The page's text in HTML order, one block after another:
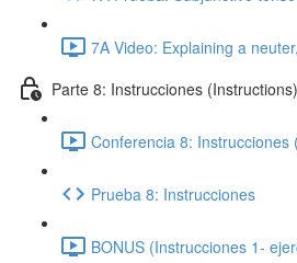
7A Video: Explaining a
Parte 8: Instrucciones (Instructions)
Conferencia 8: Instrucciones
Prueba 8: Instrucciones
BONUS (Instrucciones 1-